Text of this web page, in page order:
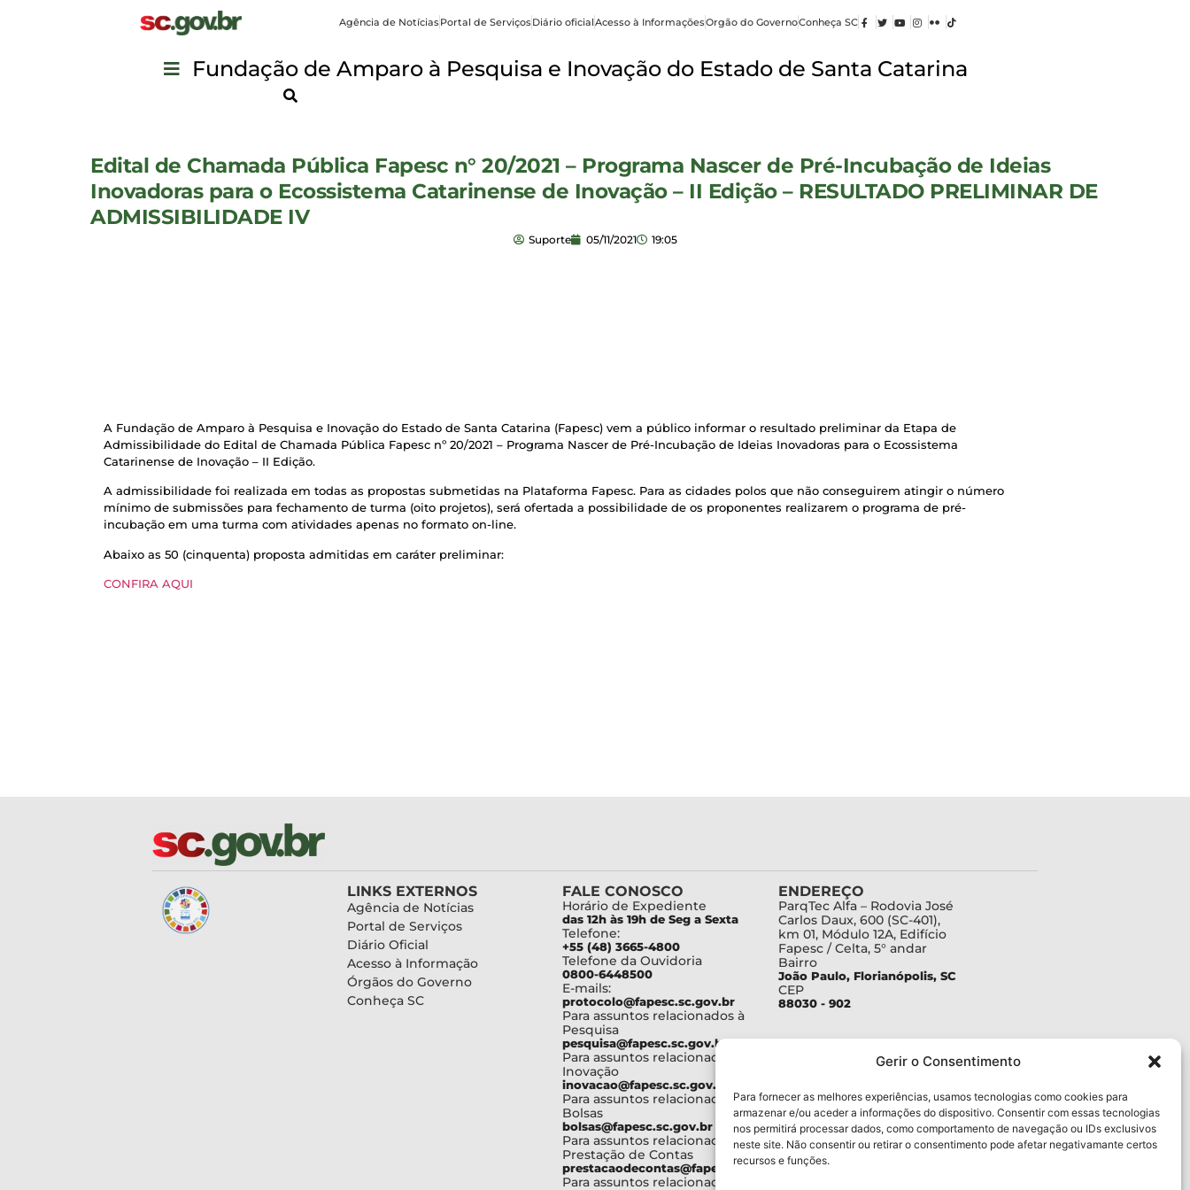
Gerir o Consentimento
Para fornecer as melhores experiências, usamos tecnologias como cookies para
armazenar e/ou aceder a informações do dispositivo. Consentir com essas tecnologias
nos permitirá processar dados, como comportamento de navegação ou IDs exclusivos
neste site. Não consentir ou retirar o consentimento pode afetar negativamante certos
recursos e funções.
Agência de NotíciasPortal de ServiçosDiário oficialAcesso à InformaçõesOrgão do GovernoConheça SC
Fundação de Amparo à Pesquisa e Inovação do Estado de Santa Catarina
Edital de Chamada Pública Fapesc n° 20/2021 – Programa Nascer de Pré-Incubação de Ideias
Inovadoras para o Ecossistema Catarinense de Inovação – II Edição – RESULTADO PRELIMINAR DE
ADMISSIBILIDADE IV
Suporte 05/11/2021 19:05
A Fundação de Amparo à Pesquisa e Inovação do Estado de Santa Catarina (Fapesc) vem a público informar o resultado preliminar da Etapa de
Admissibilidade do Edital de Chamada Pública Fapesc nº 20/2021 – Programa Nascer de Pré-Incubação de Ideias Inovadoras para o Ecossistema
Catarinense de Inovação – II Edição.
A admissibilidade foi realizada em todas as propostas submetidas na Plataforma Fapesc. Para as cidades polos que não conseguirem atingir o número
mínimo de submissões para fechamento de turma (oito projetos), será ofertada a possibilidade de os proponentes realizarem o programa de pré-
incubação em uma turma com atividades apenas no formato on-line.
Abaixo as 50 (cinquenta) proposta admitidas em caráter preliminar:
CONFIRA AQUI
LINKS EXTERNOS
Agência de Notícias
Portal de Serviços
Diário Oficial
Acesso à Informação
Órgãos do Governo
Conheça SC
FALE CONOSCO
Horário de Expediente
das 12h às 19h de Seg a Sexta
Telefone:
+55 (48) 3665-4800
Telefone da Ouvidoria
0800-6448500
E-mails:
protocolo@fapesc.sc.gov.br
Para assuntos relacionados à
Pesquisa
pesquisa@fapesc.sc.gov.br
Para assuntos relacionados à
Inovação
inovacao@fapesc.sc.gov.br
Para assuntos relacionados à
Bolsas
bolsas@fapesc.sc.gov.br
Para assuntos relacionados à
Prestação de Contas
prestacaodecontas@fapesc.sc.gov.br
Para assuntos relacionados à
ENDEREÇO
ParqTec Alfa – Rodovia José
Carlos Daux, 600 (SC-401),
km 01, Módulo 12A, Edifício
Fapesc / Celta, 5° andar
Bairro
João Paulo, Florianópolis, SC
CEP
88030 - 902